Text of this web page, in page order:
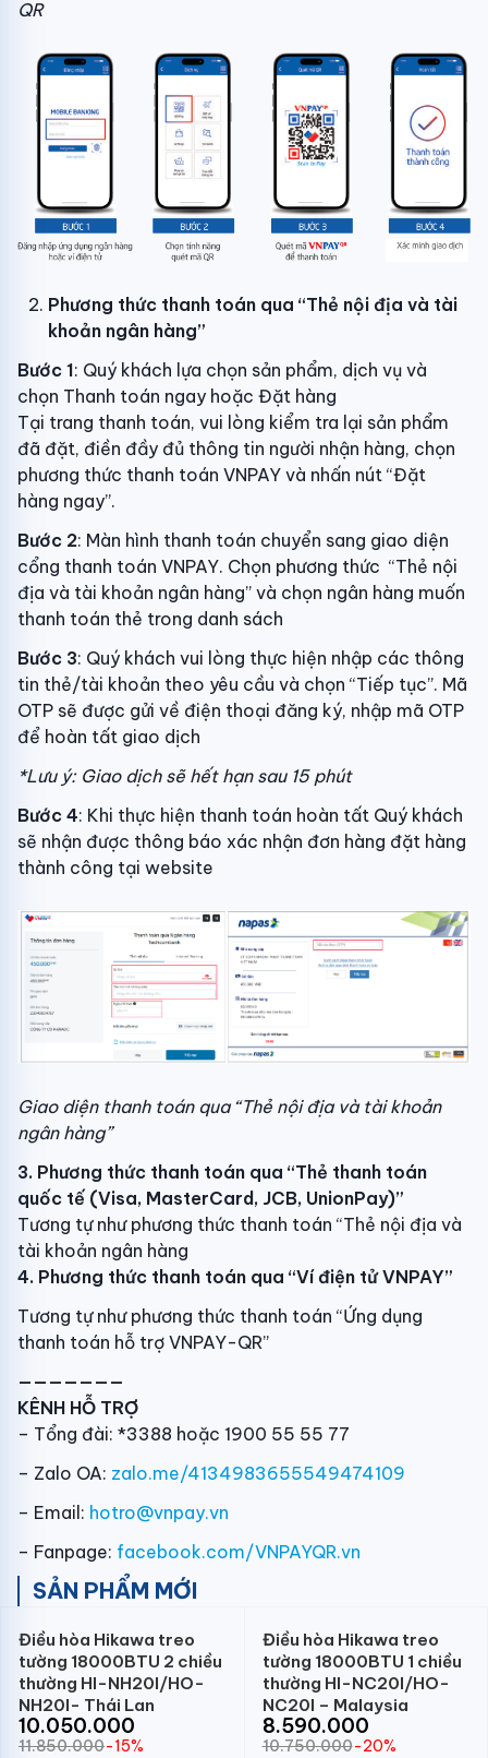
QR
Phương thức thanh toán qua “Thẻ nội địa và tài
khoản ngân hàng”
Bước 1: Quý khách lựa chọn sản phẩm, dịch vụ và
chọn Thanh toán ngay hoặc Đặt hàng
Tại trang thanh toán, vui lòng kiểm tra lại sản phẩm
đã đặt, điền đầy đủ thông tin người nhận hàng, chọn
phương thức thanh toán VNPAY và nhấn nút “Đặt
hàng ngay”.
Bước 2: Màn hình thanh toán chuyển sang giao diện
cổng thanh toán VNPAY. Chọn phương thức “Thẻ nội
địa và tài khoản ngân hàng” và chọn ngân hàng muốn
thanh toán thẻ trong danh sách
Bước 3: Quý khách vui lòng thực hiện nhập các thông
tin thẻ/tài khoản theo yêu cầu và chọn “Tiếp tục”. Mã
OTP sẽ được gửi về điện thoại đăng ký, nhập mã OTP
để hoàn tất giao dịch
*Lưu ý: Giao dịch sẽ hết hạn sau 15 phút
Bước 4: Khi thực hiện thanh toán hoàn tất Quý khách
sẽ nhận được thông báo xác nhận đơn hàng đặt hàng
thành công tại website
Giao diện thanh toán qua “Thẻ nội địa và tài khoản
ngân hàng”
3. Phương thức thanh toán qua “Thẻ thanh toán
quốc tế (Visa, MasterCard, JCB, UnionPay)”
Tương tự như phương thức thanh toán “Thẻ nội địa và
tài khoản ngân hàng
4. Phương thức thanh toán qua “Ví điện tử VNPAY”
Tương tự như phương thức thanh toán “Ứng dụng
thanh toán hỗ trợ VNPAY-QR”
———————
KÊNH HỖ TRỢ
– Tổng đài: *3388 hoặc 1900 55 55 77
– Zalo OA: zalo.me/4134983655549474109
– Email: hotro@vnpay.vn
– Fanpage: facebook.com/VNPAYQR.vn
SẢN PHẨM MỚI
Điều hòa Hikawa treo
tường 18000BTU 2 chiều
thường HI-NH20I/HO-
NH20I- Thái Lan
10.050.000
11.850.000-15%
Điều hòa Hikawa treo
tường 18000BTU 1 chiều
thường HI-NC20I/HO-
NC20I – Malaysia
8.590.000
10.750.000-20%